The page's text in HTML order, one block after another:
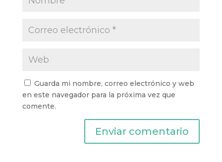
Guarda mi nombre, correo electrónico y web
en este navegador para la próxima vez que
comente.